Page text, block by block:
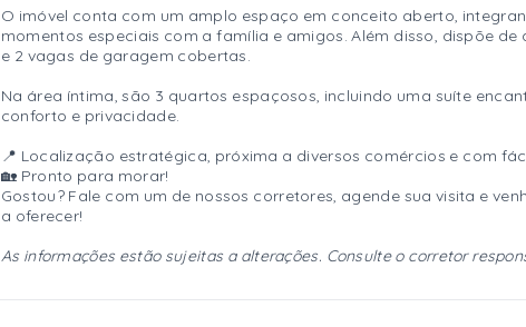
O imóvel conta com um amplo espaço em conceito aberto,
momentos especiais com a família e amigos. Além disso, dispõe
e 2 vagas de garagem cobertas.
Na área íntima, são 3 quartos espaçosos, incluindo uma suíte
conforto e privacidade.
📍 Localização estratégica, próxima a diversos comércios e com
🏡 Pronto para morar!
Gostou? Fale com um de nossos corretores, agende sua visita e
a oferecer!
As informações estão sujeitas a alterações. Consulte o corretor